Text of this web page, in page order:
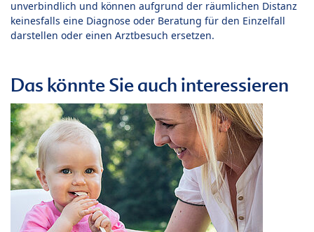
unverbindlich und können aufgrund der räumlichen Distanz
keinesfalls eine Diagnose oder Beratung für den Einzelfall
darstellen oder einen Arztbesuch ersetzen.
Das könnte Sie auch interessieren